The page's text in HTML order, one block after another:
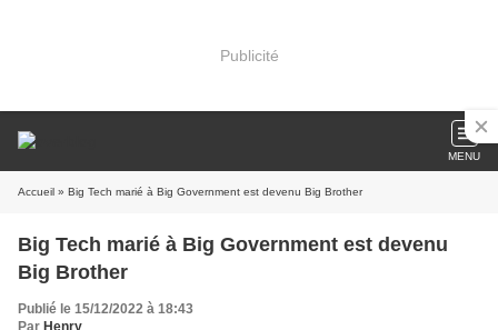
Publicité
MENU
Accueil » Big Tech marié à Big Government est devenu Big Brother
Big Tech marié à Big Government est devenu
Big Brother
Publié le 15/12/2022 à 18:43
Par Henry